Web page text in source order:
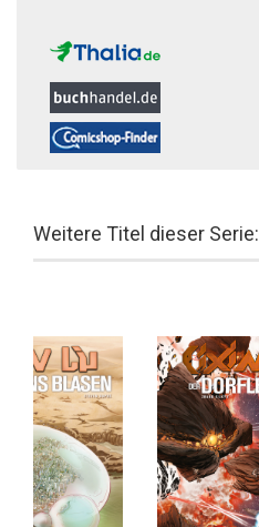
Weitere Titel dieser Serie: